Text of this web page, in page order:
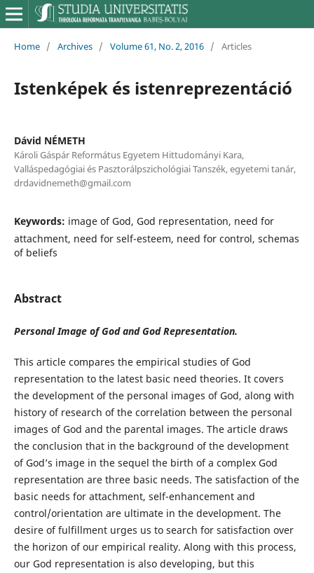
Home / Archives / Volume 61, No. 2, 2016 / Articles
Istenképek és istenreprezentáció
Dávid NÉMETH
Károli Gáspár Református Egyetem Hittudományi Kara,
Valláspedagógiai és Pasztorálpszichológiai Tanszék, egyetemi tanár,
drdavidnemeth@gmail.com
Keywords: image of God, God representation, need for
attachment, need for self-esteem, need for control, schemas
of beliefs
Abstract
Personal Image of God and God Representation.
This article compares the empirical studies of God
representation to the latest basic need theories. It covers
the development of the personal images of God, along with
history of research of the correlation between the personal
images of God and the parental images. The article draws
the conclusion that in the background of the development
of God’s image in the sequel the birth of a complex God
representation are three basic needs. The satisfaction of the
basic needs for attachment, self-enhancement and
control/orientation are ultimate in the development. The
desire of fulfillment urges us to search for satisfaction over
the horizon of our empirical reality. Along with this process,
our God representation is also developing, but this